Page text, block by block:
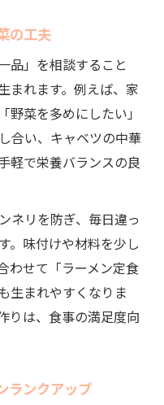
の工夫
品」を相談すること
まれます。例えば、家
菜を多めにしたい」
合い、キャベツの中華
軽で栄養バランスの良
ネリを防ぎ、毎日違っ
。味付けや材料を少し
わせて「ラーメン定食
生まれやすくなりま
りは、食事の満足度向
ランクアップ